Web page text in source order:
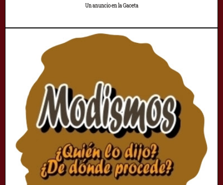
Un anuncio en la Gaceta